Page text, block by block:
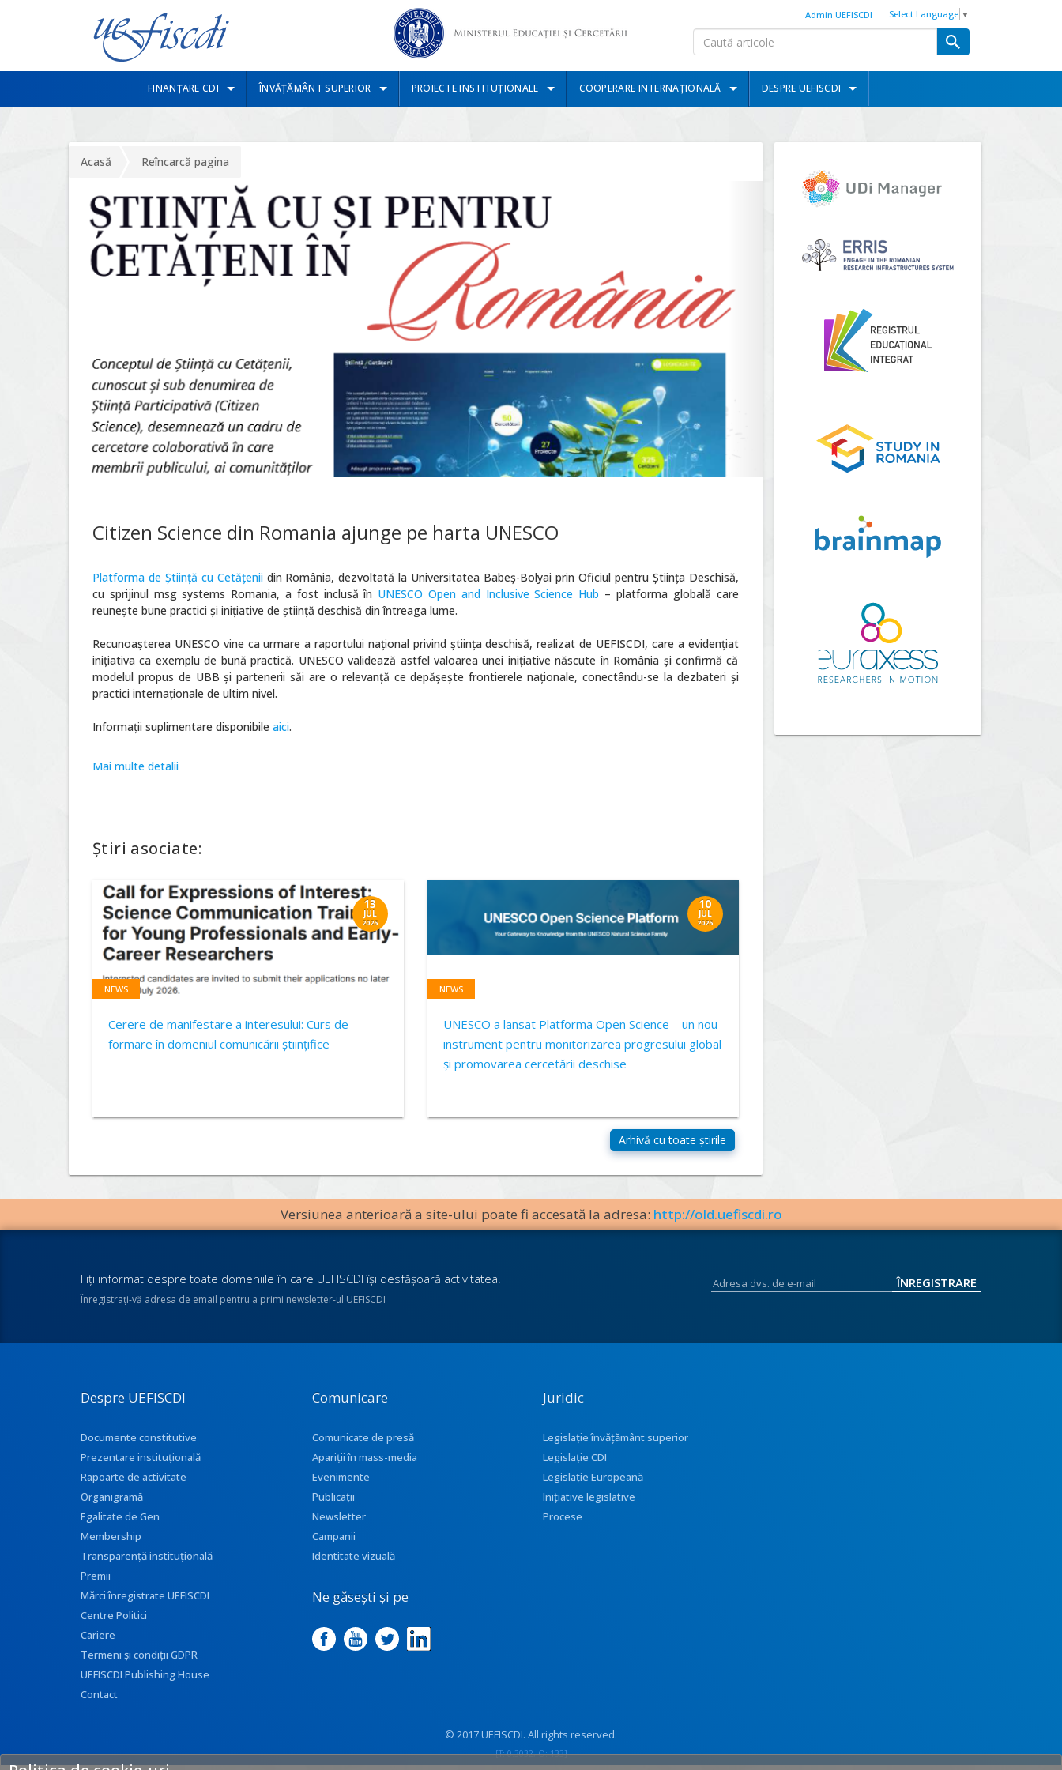
Select Language ▼
Admin UEFISCDI
FINANȚARE CDI ÎNVĂȚĂMÂNT SUPERIOR PROIECTE INSTITUȚIONALE COOPERARE INTERNAȚIONALĂ DESPRE UEFISCDI
Acasă Reîncarcă pagina
Citizen Science din Romania ajunge pe harta UNESCO
Platforma de Știință cu Cetățeniidin România, dezvoltată la Universitatea Babeș-Bolyai prin Oficiul pentru Știința Deschisă,
cu sprijinul msg systems Romania, a fost inclusă în UNESCO Open and Inclusive Science Hub – platforma globală care
reunește bune practici și inițiative de știință deschisă din întreaga lume.
Recunoașterea UNESCO vine ca urmare a raportului național privind știința deschisă, realizat de UEFISCDI, care a evidențiat
inițiativa ca exemplu de bună practică. UNESCO validează astfel valoarea unei inițiative născute în România și confirmă că
modelul propus de UBB și partenerii săi are o relevanță ce depășește frontierele naționale, conectându-se la dezbateri și
practici internaționale de ultim nivel.
Informații suplimentare disponibile aici.
Mai multe detalii
Știri asociate:
13
JUL
2026
NEWS
Cerere de manifestare a interesului: Curs de
formare în domeniul comunicării științifice
10
JUL
2026
NEWS
UNESCO a lansat Platforma Open Science – un nou
instrument pentru monitorizarea progresului global
și promovarea cercetării deschise
Versiunea anterioară a site-ului poate fi accesată la adresa: http://old.uefiscdi.ro
Fiţi informat despre toate domeniile în care UEFISCDI îşi desfăşoară activitatea.
Înregistraţi-vă adresa de email pentru a primi newsletter-ul UEFISCDI
Despre UEFISCDI
Documente constitutive
Prezentare instituţională
Rapoarte de activitate
Organigramă
Egalitate de Gen
Membership
Transparenţă instituţională
Premii
Mărci înregistrate UEFISCDI
Centre Politici
Cariere
Termeni și condiții GDPR
UEFISCDI Publishing House
Contact
Comunicare
Comunicate de presă
Apariţii în mass-media
Evenimente
Publicații
Newsletter
Campanii
Identitate vizuală
Ne găsești și pe
Juridic
Legislație învățământ superior
Legislație CDI
Legislație Europeană
Inițiative legislative
Procese
© 2017 UEFISCDI. All rights reserved.
[T: 0.3032, O: 133]